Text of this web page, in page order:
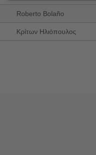
Roberto Bolaño
Κρίτων Ηλιόπουλος